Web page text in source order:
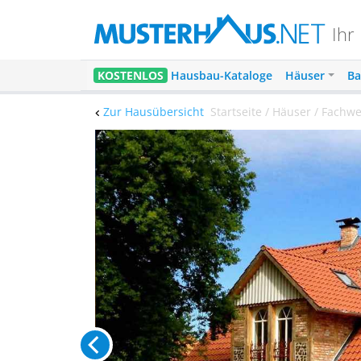
Ihr
KOSTENLOS Hausbau-Kataloge Häuser
Zur Hausübersicht Startseite / Häuser /